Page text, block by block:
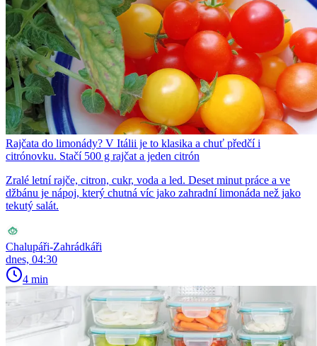
Rajčata do limonády? V Itálii je to klasika a chuť předčí i
citrónovku. Stačí 500 g rajčat a jeden citrón
Zralé letní rajče, citron, cukr, voda a led. Deset minut práce a ve
džbánu je nápoj, který chutná víc jako zahradní limonáda než jako
tekutý salát.
Chalupáři-Zahrádkáři
dnes, 04:30
4 min